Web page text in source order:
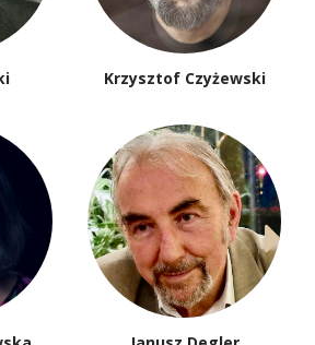
Krzysztof Czyżewski